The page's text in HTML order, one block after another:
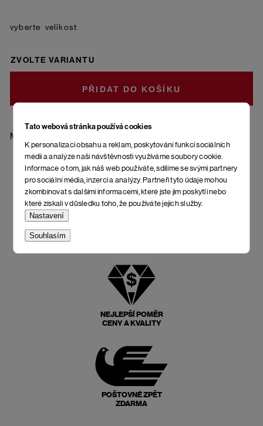
Tato webová stránka používá cookies
K personalizaci obsahu a reklam, poskytování funkcí sociálních
médií a analýze naší návštěvnosti využíváme soubory cookie.
Informace o tom, jak náš web používáte, sdílíme se svými partnery
pro sociální média, inzerci a analýzy. Partneři tyto údaje mohou
zkombinovat s dalšími informacemi, které jste jim poskytli nebo
které získali v důsledku toho, že používáte jejich služby.
Nastavení
Souhlasím
Materiál: 85 % bavlna - česaná, 10 % polyamid, 5 % elastan
velikost
ZVOLTE VARIANTU
DO KOŠÍKU
NEJLEPŠÍ POMĚR
CENY A KVALITY
POŠTOVNÉ ZPĚT
ZDARMA